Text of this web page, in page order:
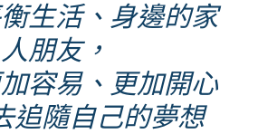
生活、身邊的家
人朋友，
容易、更加開心
追隨自己的夢想